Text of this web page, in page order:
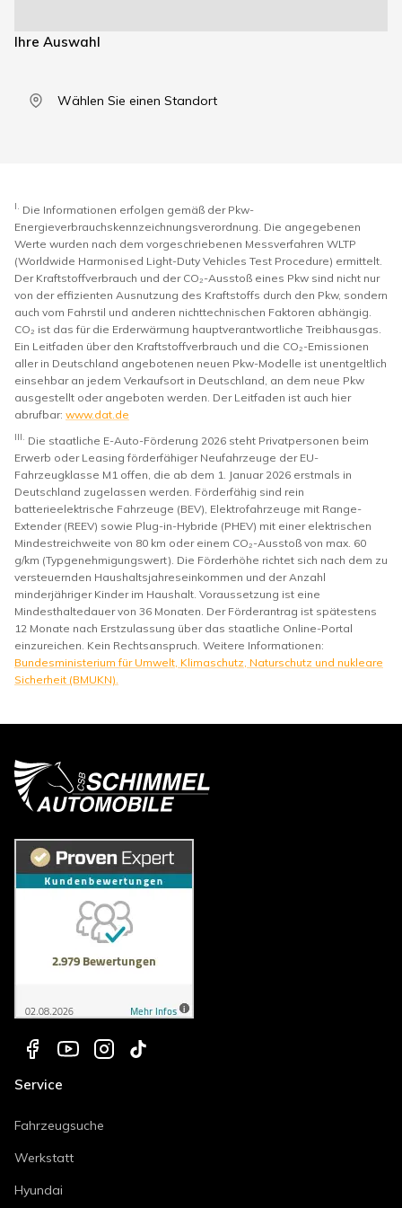
Ihre Auswahl
Wählen Sie einen Standort
I. Die Informationen erfolgen gemäß der Pkw-
Energieverbrauchskennzeichnungsverordnung. Die angegebenen
Werte wurden nach dem vorgeschriebenen Messverfahren WLTP
(Worldwide Harmonised Light-Duty Vehicles Test Procedure) ermittelt.
Der Kraftstoffverbrauch und der CO₂-Ausstoß eines Pkw sind nicht nur
von der effizienten Ausnutzung des Kraftstoffs durch den Pkw, sondern
auch vom Fahrstil und anderen nichttechnischen Faktoren abhängig.
CO₂ ist das für die Erderwärmung hauptverantwortliche Treibhausgas.
Ein Leitfaden über den Kraftstoffverbrauch und die CO₂-Emissionen
aller in Deutschland angebotenen neuen Pkw-Modelle ist unentgeltlich
einsehbar an jedem Verkaufsort in Deutschland, an dem neue Pkw
ausgestellt oder angeboten werden. Der Leitfaden ist auch hier
abrufbar: www.dat.de
III. Die staatliche E-Auto-Förderung 2026 steht Privatpersonen beim
Erwerb oder Leasing förderfähiger Neufahrzeuge der EU-
Fahrzeugklasse M1 offen, die ab dem 1. Januar 2026 erstmals in
Deutschland zugelassen werden. Förderfähig sind rein
batterieelektrische Fahrzeuge (BEV), Elektrofahrzeuge mit Range-
Extender (REEV) sowie Plug-in-Hybride (PHEV) mit einer elektrischen
Mindestreichweite von 80 km oder einem CO₂-Ausstoß von max. 60
g/km (Typgenehmigungswert). Die Förderhöhe richtet sich nach dem zu
versteuernden Haushaltsjahreseinkommen und der Anzahl
minderjähriger Kinder im Haushalt. Voraussetzung ist eine
Mindesthaltedauer von 36 Monaten. Der Förderantrag ist spätestens
12 Monate nach Erstzulassung über das staatliche Online-Portal
einzureichen. Kein Rechtsanspruch. Weitere Informationen:
Bundesministerium für Umwelt, Klimaschutz, Naturschutz und nukleare
Sicherheit (BMUKN).
Service
Fahrzeugsuche
Werkstatt
Hyundai